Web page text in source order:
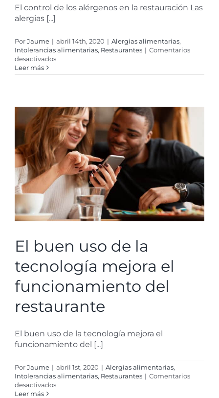
El control de los alérgenos en la restauración Las
alergias [...]
PorJaume | abril 14th, 2020 | Alergias alimentarias,
Intolerancias alimentarias, Restaurantes | Comentarios
desactivadosen
control
en
la
restauración
Leer más
El buen uso de la
tecnología mejora el
funcionamiento del
restaurante
El buen uso de la tecnología mejora el
funcionamiento del [...]
PorJaume | abril 1st, 2020 | Alergias alimentarias,
Intolerancias alimentarias, Restaurantes | Comentarios
desactivadosen
Leer más